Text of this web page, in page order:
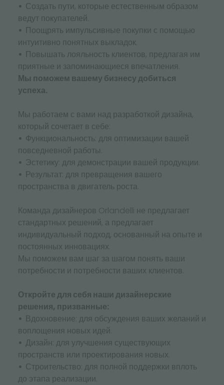
Создать пути, которые естественным образом
ведут покупателей.
Поощрять импульсивные покупки с помощью
интуитивно понятных выкладок.
Повышать лояльность клиентов, предлагая им
приятные и запоминающиеся впечатления.
Мы поможем вашему бизнесу добиться
успеха.
Мы работаем с вами над разработкой дизайна,
который сочетает в себе:
Функциональность: для оптимизации вашей
повседневной работы.
Эстетику: для демонстрации вашей продукции.
Результат: для превращения вашего
пространства в двигатель роста.
Команда дизайнеров Orlandelli не предлагает
стандартных решений, а предлагает
индивидуальный подход, основанный на опыте и
постоянных инновациях.
Мы поможем вам шаг за шагом понять ваши
потребности и потребности ваших клиентов.
Откройте для себя наши дизайнерские
решения, призванные:
Вдохновение: для обсуждения ваших желаний и
воплощения новых идей.
Дизайн: для улучшения существующих
пространств или проектирования новых.
Строительство: для полной поддержки вплоть
до этапа реализации.